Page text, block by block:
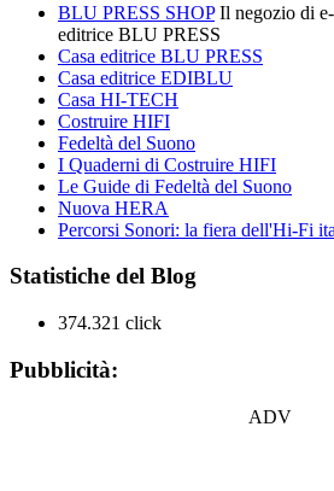
BLU PRESS SHOPIl negozio di e-
editrice BLU PRESS
Casa editrice BLU PRESS
Casa editrice EDIBLU
Casa HI-TECH
Costruire HIFI
Fedeltà del Suono
I Quaderni di Costruire HIFI
Le Guide di Fedeltà del Suono
Nuova HERA
Percorsi Sonori: la fiera dell'Hi-Fi
Statistiche del Blog
374.321 click
Pubblicità:
ADV